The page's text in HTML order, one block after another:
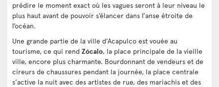
prédire le moment exact où les vagues seront à leur niveau le
plus haut avant de pouvoir s’élancer dans l’anse étroite de
l’océan.
Une grande partie de la ville d’Acapulco est vouée au
tourisme, ce qui rend Zócalo, la place principale de la vieille
ville, encore plus charmante. Bourdonnant de vendeurs et de
cireurs de chaussures pendant la journée, la place centrale
s’active la nuit avec des artistes de rue, des mariachis et des